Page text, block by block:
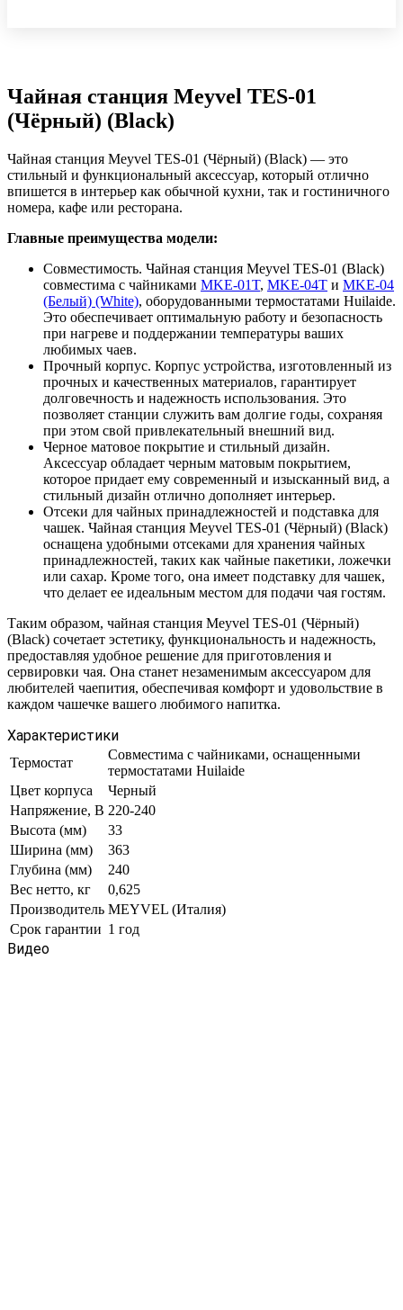
Чайная станция Meyvel TES-01
(Чёрный) (Black)
Чайная станция Meyvel TES-01 (Чёрный) (Black) — это
стильный и функциональный аксессуар, который отлично
впишется в интерьер как обычной кухни, так и гостиничного
номера, кафе или ресторана.
Главные преимущества модели:
Совместимость. Чайная станция Meyvel TES-01 (Black)
совместима с чайниками MKE-01T, MKE-04T и MKE-04
(Белый) (White), оборудованными термостатами Huilaide.
Это обеспечивает оптимальную работу и безопасность
при нагреве и поддержании температуры ваших
любимых чаев.
Прочный корпус. Корпус устройства, изготовленный из
прочных и качественных материалов, гарантирует
долговечность и надежность использования. Это
позволяет станции служить вам долгие годы, сохраняя
при этом свой привлекательный внешний вид.
Черное матовое покрытие и стильный дизайн.
Аксессуар обладает черным матовым покрытием,
которое придает ему современный и изысканный вид, а
стильный дизайн отлично дополняет интерьер.
Отсеки для чайных принадлежностей и подставка для
чашек. Чайная станция Meyvel TES-01 (Чёрный) (Black)
оснащена удобными отсеками для хранения чайных
принадлежностей, таких как чайные пакетики, ложечки
или сахар. Кроме того, она имеет подставку для чашек,
что делает ее идеальным местом для подачи чая гостям.
Таким образом, чайная станция Meyvel TES-01 (Чёрный)
(Black) сочетает эстетику, функциональность и надежность,
предоставляя удобное решение для приготовления и
сервировки чая. Она станет незаменимым аксессуаром для
любителей чаепития, обеспечивая комфорт и удовольствие в
каждом чашечке вашего любимого напитка.
Характеристики
Термостат
Совместима с чайниками, оснащенными
термостатами Huilaide
Цвет корпуса
Черный
Напряжение, В 220-240
Высота (мм)
33
Ширина (мм)
363
Глубина (мм)
240
Вес нетто, кг
0,625
Производитель MEYVEL (Италия)
Срок гарантии 1 год
Видео